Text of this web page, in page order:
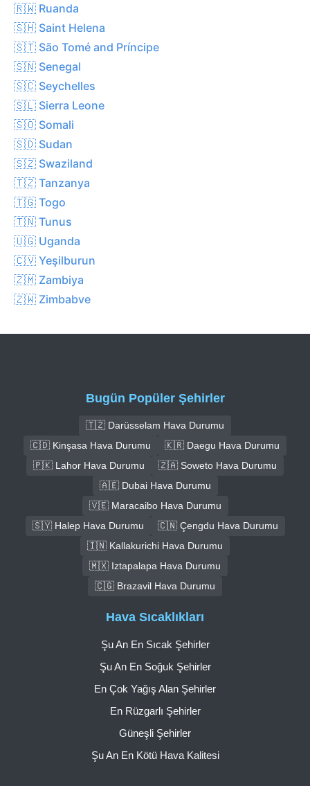
🇷🇼 Ruanda
🇸🇭 Saint Helena
🇸🇹 São Tomé and Príncipe
🇸🇳 Senegal
🇸🇨 Seychelles
🇸🇱 Sierra Leone
🇸🇴 Somali
🇸🇩 Sudan
🇸🇿 Swaziland
🇹🇿 Tanzanya
🇹🇬 Togo
🇹🇳 Tunus
🇺🇬 Uganda
🇨🇻 Yeşilburun
🇿🇲 Zambiya
🇿🇼 Zimbabve
Bugün Popüler Şehirler
🇹🇿 Darüsselam Hava Durumu
🇨🇩 Kinşasa Hava Durumu
🇰🇷 Daegu Hava Durumu
🇵🇰 Lahor Hava Durumu
🇿🇦 Soweto Hava Durumu
🇦🇪 Dubai Hava Durumu
🇻🇪 Maracaibo Hava Durumu
🇸🇾 Halep Hava Durumu
🇨🇳 Çengdu Hava Durumu
🇮🇳 Kallakurichi Hava Durumu
🇲🇽 Iztapalapa Hava Durumu
🇨🇬 Brazavil Hava Durumu
Hava Sıcaklıkları
Şu An En Sıcak Şehirler
Şu An En Soğuk Şehirler
En Çok Yağış Alan Şehirler
En Rüzgarlı Şehirler
Güneşli Şehirler
Şu An En Kötü Hava Kalitesi